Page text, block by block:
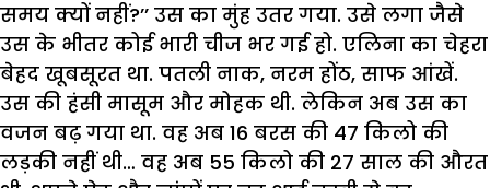
समय क्यों नहीं?’’ उस का मुंह उतर गया. उसे लगा जैसे
उस के भीतर कोई भारी चीज भर गई हो. एलिना का चेहरा
बेहद खूबसूरत था. पतली नाक, नरम होंठ, साफ आंखें.
उस की हंसी मासूम और मोहक थी. लेकिन अब उस का
वजन बढ़ गया था. वह अब 16 बरस की 47 किलो की
लड़की नहीं थी… वह अब 55 किलो की 27 साल की औरत